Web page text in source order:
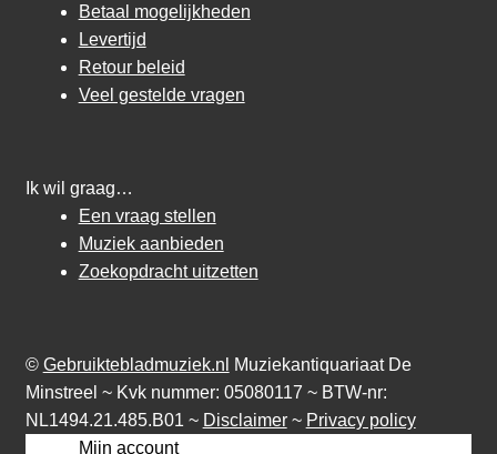
Betaal mogelijkheden
Levertijd
Retour beleid
Veel gestelde vragen
Ik wil graag…
Een vraag stellen
Muziek aanbieden
Zoekopdracht uitzetten
© Gebruiktebladmuziek.nl
Muziekantiquariaat De
Minstreel ~ Kvk nummer: 05080117 ~ BTW-nr:
NL1494.21.485.B01 ~ Disclaimer~ Privacy policy
Mijn account